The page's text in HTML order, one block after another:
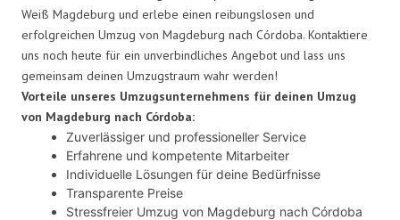
Weiß Magdeburg und erlebe einen reibungslosen und
erfolgreichen Umzug von Magdeburg nach Córdoba. Kontaktiere
uns noch heute für ein unverbindliches Angebot und lass uns
gemeinsam deinen Umzugstraum wahr werden!
Vorteile unseres Umzugsunternehmens für deinen Umzug
von Magdeburg nach Córdoba:
Zuverlässiger und professioneller Service
Erfahrene und kompetente Mitarbeiter
Individuelle Lösungen für deine Bedürfnisse
Transparente Preise
Stressfreier Umzug von Magdeburg nach Córdoba